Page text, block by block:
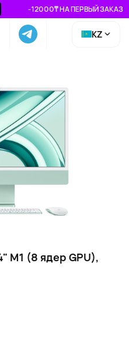
-12000₸ НА ПЕРВЫЙ ЗАКАЗ
KZ
M1 (8 ядер GPU),